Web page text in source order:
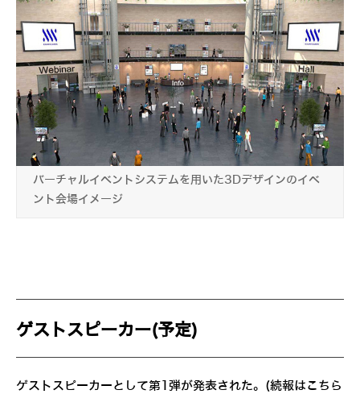
バーチャルイベントシステムを用いた3Dデザインのイベ
ント会場イメージ
ゲストスピーカー(予定)
ゲストスピーカーとして第1弾が発表された。(続報はこちら